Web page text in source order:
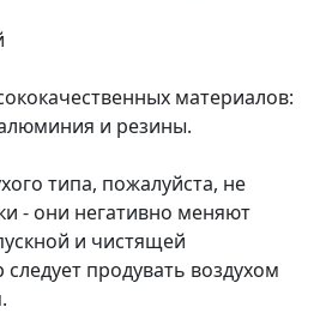
материалов:
и резины.
типа, пожалуйста, не
- они негативно меняют
и чистящей
продувать воздухом